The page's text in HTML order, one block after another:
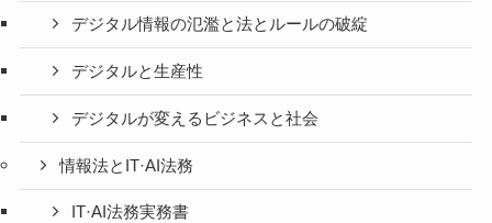
デジタル情報の氾濫と法とルールの破綻
デジタルと生産性
デジタルが変えるビジネスと社会
情報法とIT·AI法務
IT·AI法務実務書